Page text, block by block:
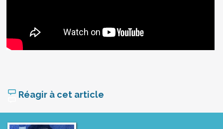
Réagir à cet article